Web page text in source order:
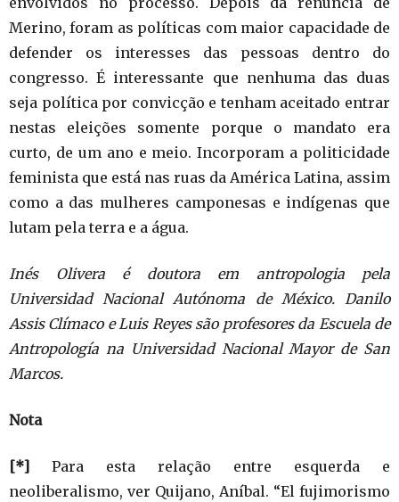
Merino, foram as políticas com maior capacidade de
defender os interesses das pessoas dentro do
congresso. É interessante que nenhuma das duas
seja política por convicção e tenham aceitado entrar
nestas eleições somente porque o mandato era
curto, de um ano e meio. Incorporam a politicidade
feminista que está nas ruas da América Latina, assim
como a das mulheres camponesas e indígenas que
lutam pela terra e a água.
Inés Olivera é doutora em antropologia pela
Universidad Nacional Autónoma de México. Danilo
Assis Clímaco e Luis Reyes são profesores da Escuela de
Antropología na Universidad Nacional Mayor de San
Marcos.
Nota
[*]
Para esta relação entre esquerda e
neoliberalismo, ver Quijano, Aníbal. “El fujimorismo